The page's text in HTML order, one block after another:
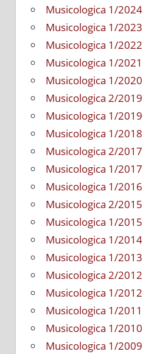
Musicologica 1/2024
Musicologica 1/2023
Musicologica 1/2022
Musicologica 1/2021
Musicologica 1/2020
Musicologica 2/2019
Musicologica 1/2019
Musicologica 1/2018
Musicologica 2/2017
Musicologica 1/2017
Musicologica 1/2016
Musicologica 2/2015
Musicologica 1/2015
Musicologica 1/2014
Musicologica 1/2013
Musicologica 2/2012
Musicologica 1/2012
Musicologica 1/2011
Musicologica 1/2010
Musicologica 1/2009